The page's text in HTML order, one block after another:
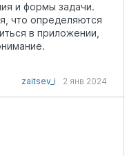
и формы задачи.
что определяются
в приложении,
zaitsev_i 2 янв 2024